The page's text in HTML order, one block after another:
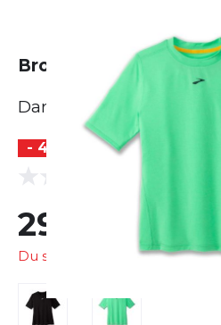
Brooks High Point
Damen
- 40 %
(0
29,99 €
Du sparst